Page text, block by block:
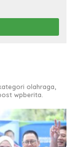
olahraga,
wpberita.